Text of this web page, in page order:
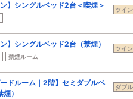
ン】シングルベッド2台＜喫煙＞ ツイン
ン】シングルベッド2台（禁煙）
禁煙ルーム
ツイン
ードルーム｜2階】セミダブルベ
）
ダブル